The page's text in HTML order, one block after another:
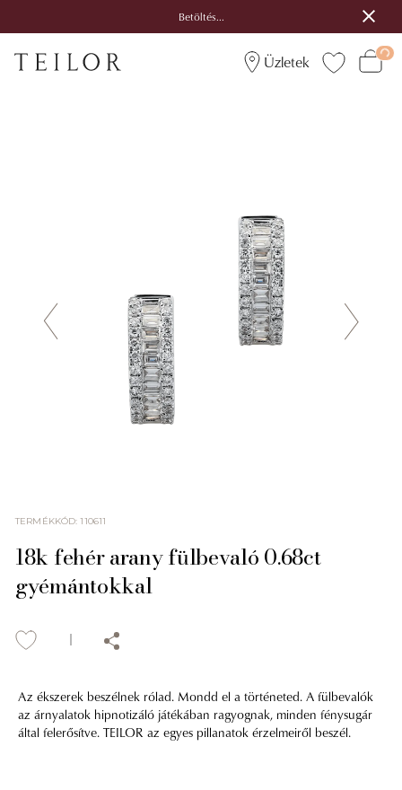
Betöltés...
Üzletek
TERMÉKKÓD:110611
18k fehér arany fülbevaló 0.68ct
gyémántokkal
Az ékszerek beszélnek rólad. Mondd el a történeted. A fülbevalók
az árnyalatok hipnotizáló játékában ragyognak, minden fénysugár
által felerősítve. TEILOR az egyes pillanatok érzelmeiről beszél.